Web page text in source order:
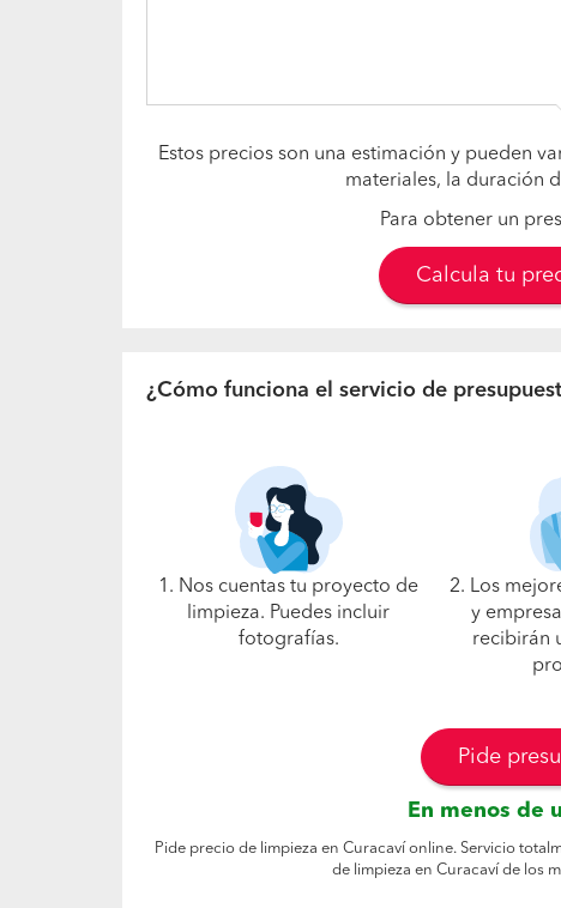
Estos precios son una estimación y pueden
materiales, la duración
Para obtener un
Calcula tu
¿Cómo funciona el servicio de
1. Nos cuentas tu proyecto de
limpieza. Puedes incluir
fotografías.
2. Los
y
recibirán
Pide
En menos de
Pide precio de limpieza en Curacaví online. Servicio
de limpieza en Curacaví de los